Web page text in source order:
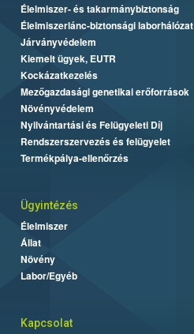
Élelmiszer- és takarmánybiztonság
Élelmiszerlánc-biztonsági laborhálózat
Járványvédelem
Kiemelt ügyek, EUTR
Kockázatkezelés
Mezőgazdasági genetikai erőforrások
Növényvédelem
Nyilvántartási és Felügyeleti Díj
Rendszerszervezés és felügyelet
Termékpálya-ellenőrzés
Ügyintézés
Élelmiszer
Állat
Növény
Labor/Egyéb
Kapcsolat